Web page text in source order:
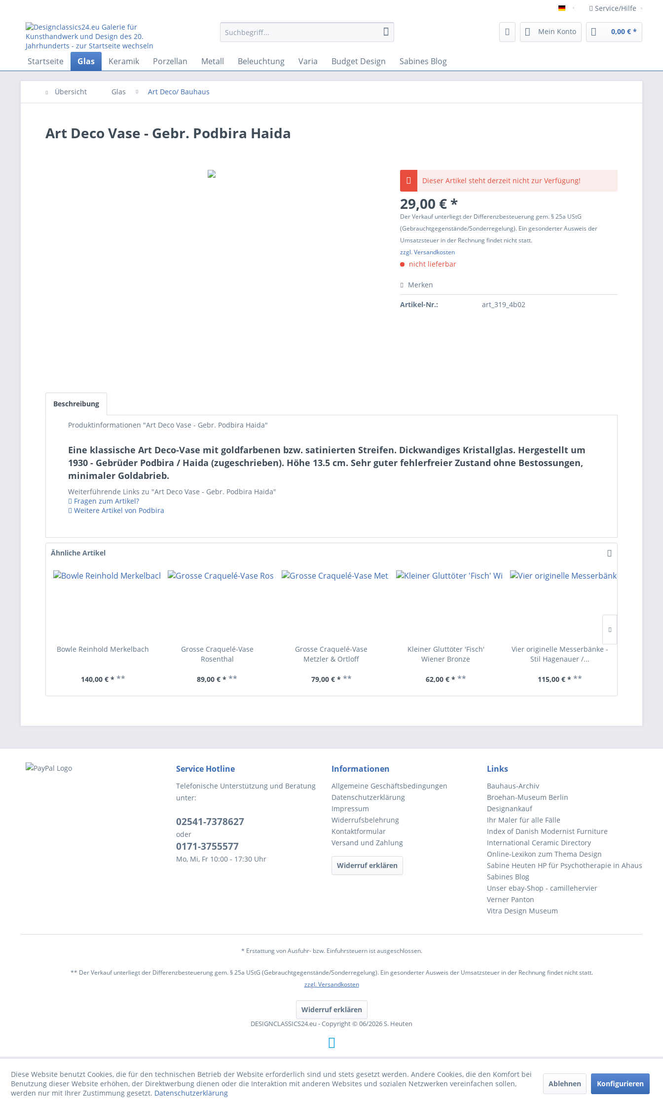
Deutsch Service/Hilfe
Mein Konto 0,00 € *
Startseite Glas Keramik Porzellan Metall Beleuchtung Varia Budget Design Sabines Blog
Übersicht Glas Art Deco/ Bauhaus
Art Deco Vase - Gebr. Podbira Haida
Dieser Artikel steht derzeit nicht zur Verfügung!
29,00 € *
Der Verkauf unterliegt der Differenzbesteuerung gem. § 25a UStG
(Gebrauchtgegenstände/Sonderregelung). Ein gesonderter Ausweis der
Umsatzsteuer in der Rechnung findet nicht statt.
zzgl. Versandkosten
nicht lieferbar
Merken
Artikel-Nr.: art_319_4b02
Beschreibung
Produktinformationen "Art Deco Vase - Gebr. Podbira Haida"
Eine klassische Art Deco-Vase mit goldfarbenen bzw. satinierten Streifen. Dickwandiges Kristallglas. Hergestellt um
1930 - Gebrüder Podbira / Haida (zugeschrieben). Höhe 13.5 cm. Sehr guter fehlerfreier Zustand ohne Bestossungen,
minimaler Goldabrieb.
Weiterführende Links zu "Art Deco Vase - Gebr. Podbira Haida"
Fragen zum Artikel?
Weitere Artikel von Podbira
Ähnliche Artikel
Bowle Reinhold Merkelbach
140,00 € * **
Grosse Craquelé-Vase
Rosenthal
89,00 € * **
Grosse Craquelé-Vase
Metzler & Ortloff
79,00 € * **
Kleiner Gluttöter 'Fisch'
Wiener Bronze
62,00 € * **
Vier originelle Messerbänke -
Stil Hagenauer /...
115,00 € * **
Service Hotline
Telefonische Unterstützung und Beratung
unter:
02541-7378627
oder
0171-3755577
Mo, Mi, Fr 10:00 - 17:30 Uhr
Informationen
Allgemeine Geschäftsbedingungen
Datenschutzerklärung
Impressum
Widerrufsbelehrung
Kontaktformular
Versand und Zahlung
Widerruf erklären
Links
Bauhaus-Archiv
Broehan-Museum Berlin
Designankauf
Ihr Maler für alle Fälle
Index of Danish Modernist Furniture
International Ceramic Directory
Online-Lexikon zum Thema Design
Sabine Heuten HP für Psychotherapie in Ahaus
Sabines Blog
Unser ebay-Shop - camillehervier
Verner Panton
Vitra Design Museum
* Erstattung von Ausfuhr- bzw. Einfuhrsteuern ist ausgeschlossen.
** Der Verkauf unterliegt der Differenzbesteuerung gem. § 25a UStG (Gebrauchtgegenstände/Sonderregelung). Ein gesonderter Ausweis der Umsatzsteuer in der Rechnung findet nicht statt.
zzgl. Versandkosten
Widerruf erklären
DESIGNCLASSICS24.eu - Copyright © 06/2026 S. Heuten
Diese Website benutzt Cookies, die für den technischen Betrieb der Website erforderlich sind und stets gesetzt werden. Andere Cookies, die den Komfort bei
Benutzung dieser Website erhöhen, der Direktwerbung dienen oder die Interaktion mit anderen Websites und sozialen Netzwerken vereinfachen sollen,
werden nur mit Ihrer Zustimmung gesetzt. Datenschutzerklärung
Ablehnen Konfigurieren